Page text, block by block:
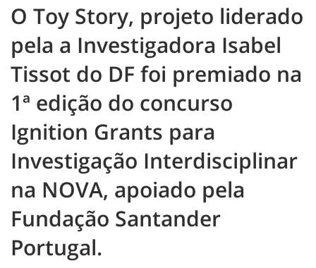
O Toy Story, projeto liderado
pela a Investigadora Isabel
Tissot do DF foi premiado na
1ª edição do concurso
Ignition Grants para
Investigação Interdisciplinar
na NOVA, apoiado pela
Fundação Santander
Portugal.